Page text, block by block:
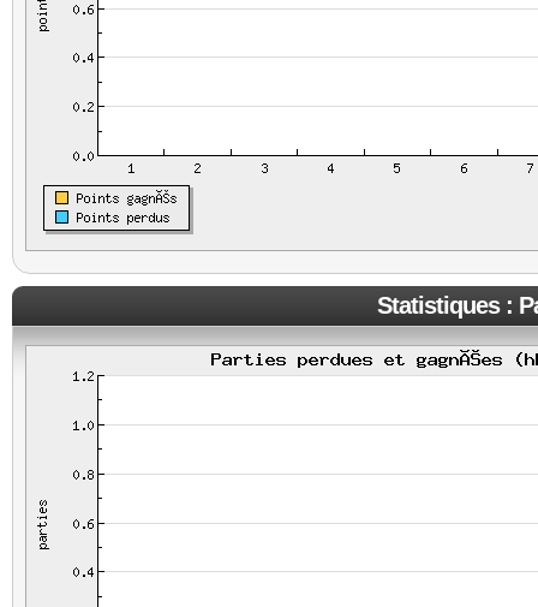
Statistiques :